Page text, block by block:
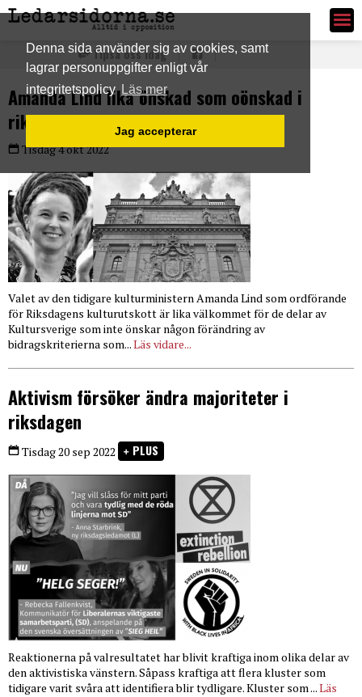
Denna sida använder sig av cookies, samt
lagrar personuppgifter enligt vår
integritetspolicy Läs mer
Jag accepterar
Ledarsidorna.se
Tipsa oss idag
Amanda Lind lika önskad som oönskad i
riksdagens kulturutskott
Tisdag 4 okt 2022
Valet av den tidigare kulturministern Amanda Lind som ordförande
för Riksdagens kulturutskott är lika välkommet för de delar av
Kultursverige som inte önskar någon förändring av
bidragskriterierna som...Läs vidare...
Aktivism försöker ändra majoriteter i
riksdagen
Tisdag 20 sep 2022 PLUS
Reaktionerna på valresultatet har blivit kraftiga inom olika delar av
den aktivistiska vänstern. Såpass kraftiga att flera kluster som
tidigare varit svåra att identifiera blir tydligare. Kluster som ...Läs